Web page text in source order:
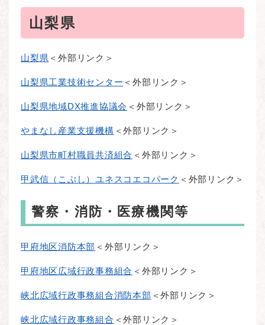
山梨県
山梨県 ＜外部リンク＞
山梨県工業技術センター ＜外部リンク＞
山梨県地域DX推進協議会 ＜外部リンク＞
やまなし産業支援機構 ＜外部リンク＞
山梨県市町村職員共済組合 ＜外部リンク＞
甲武信（こぶし）ユネスコエコパーク ＜外部リンク＞
警察・消防・医療機関等
甲府地区消防本部 ＜外部リンク＞
甲府地区広域行政事務組合 ＜外部リンク＞
峡北広域行政事務組合消防本部 ＜外部リンク＞
峡北広域行政事務組合 ＜外部リンク＞